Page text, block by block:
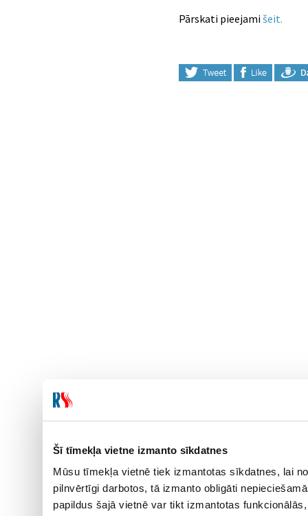
Šī tīmekļa vietne izmanto sīkdatnes
Mūsu tīmekļa vietnē tiek izmantotas sīkdatnes, lai
pilnvērtīgi darbotos, tā izmanto obligāti
papildus šajā vietnē var tikt izmantotas
Pārskati pieejamišeit.